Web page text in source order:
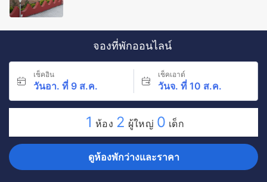
จองที่พักออนไลน์
เช็คอิน
วันอา. ที่ 9 ส.ค.
เช็คเอาต์
วันจ. ที่ 10 ส.ค.
1 ห้อง 2 ผู้ใหญ่ 0 เด็ก
ดูห้องพักว่างและราคา